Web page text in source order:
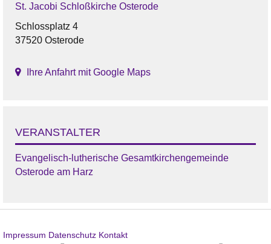
St. Jacobi Schloßkirche Osterode
Schlossplatz 4
37520 Osterode
Ihre Anfahrt mit Google Maps
VERANSTALTER
Evangelisch-lutherische Gesamtkirchengemeinde
Osterode am Harz
Impressum Datenschutz Kontakt